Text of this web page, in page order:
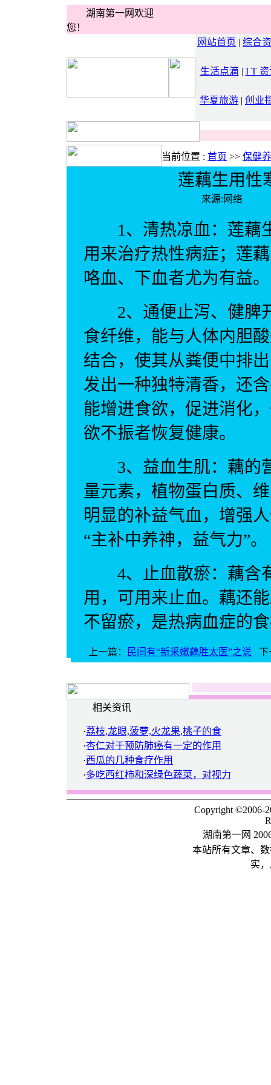
湖南第一网欢迎
您！
网站首页 | 综合
生活点滴 | I T 资
华夏旅游 | 创业
当前位置 : 首页 >> 保健
莲藕生用性
来源:网
1、清热凉血：莲藕
用来治疗热性病症；莲
咯血、下血者尤为有益。
2、通便止泻、健脾
食纤维，能与人体内胆
结合，使其从粪便中排
发出一种独特清香，还
能增进食欲，促进消化
欲不振者恢复健康。
3、益血生肌：藕的
量元素，植物蛋白质、
明显的补益气血，增强
“主补中养神，益气力”。
4、止血散瘀：藕含
用，可用来止血。藕还
不留瘀，是热病血症的
上一篇： 民间有“新采嫩藕胜太医”之说 下
相关资讯
·荔枝,龙眼,菠萝,火龙果,桃子的食
·杏仁对于预防肺癌有一定的作用
·西瓜的几种食疗作用
·多吃西红柿和深绿色蔬菜，对视力
Copyright ©2006-
湖南第一网
本站所有文章、
实